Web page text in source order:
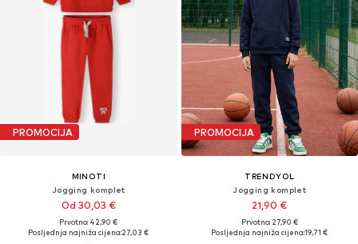
PROMOCIJA
MINOTI
Jogging komplet
Od 30,03 €
Prvotno: 42,90 €
Posljednja najniža cijena:27,03 €
PROMOCIJA
TRENDYOL
Jogging komplet
21,90 €
Prvotno: 27,90 €
Posljednja najniža cijena:19,71 €